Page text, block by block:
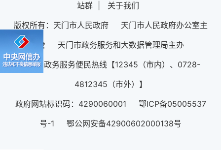
站群
关于我们
版权所有：天门市人民政府 天门市人民政府办公室主
管 天门市政务服务和大数据管理局主办
12345政务服务便民热线【12345（市内）、0728-
4812345（市外）】
政府网站标识码：4290060001 鄂ICP备05005537
号-1 鄂公网安备42900602000138号